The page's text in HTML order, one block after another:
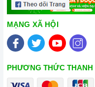
MẠNG XÃ HỘI
PHƯƠNG THỨC THANH